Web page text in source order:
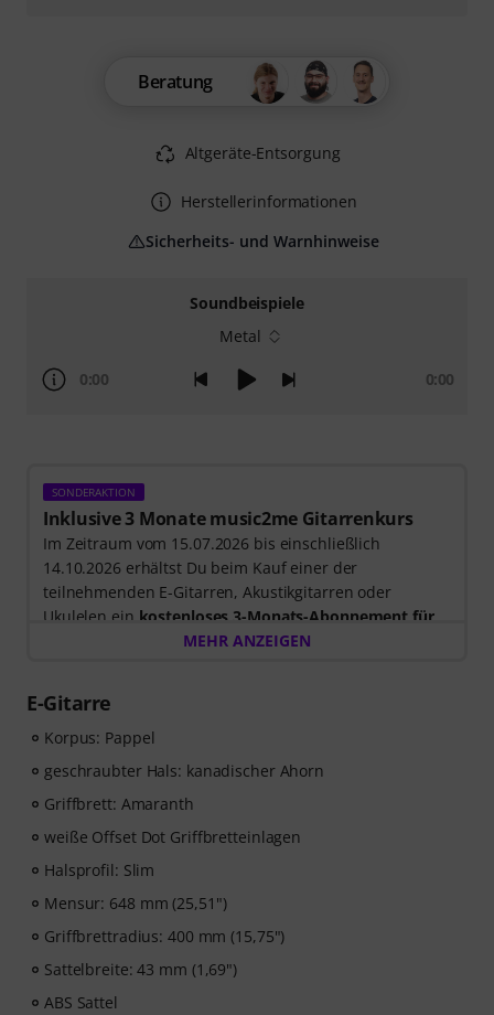
Soundbeispiele
Metal
0:00 0:00
SONDERAKTION
Inklusive 3 Monate music2me Gitarrenkurs
Im Zeitraum vom 15.07.2026 bis einschließlich
14.10.2026 erhältst Du beim Kauf einer der
teilnehmenden E-Gitarren, Akustikgitarren oder
Ukulelen ein kostenloses 3-Monats-Abonnement für
einen Onlinekurs von music2me im Wert von EUR
zugesendet. Das music2me Abo endet nach Ablauf
automatisch.
Music2Me, dein Online-Lernportal für Musik mit einem
pädagogischen Konzept von studierten Musiklehrern.
Ausgezeichnet mit dem deutschen Bildungs-Award
2025/2026 in der Kategorie “E-Learning
Instrumentalunterricht”! Mit über 400 Gitarren
Videolektionen für Anfänger und Fortgeschrittene – von
Pop, Rock und Blues bis Metal und mehr. Mit
persönlichem Support per Chat, Noten zum
Übungsfunktion, Zeitlupe und weitere Features.
MEHR ANZEIGEN
E-Gitarre
Korpus: Pappel
geschraubter Hals: kanadischer Ahorn
Griffbrett: Amaranth
weiße Offset Dot Griffbretteinlagen
Halsprofil: Slim
Mensur: 648 mm (25,51")
Griffbrettradius: 400 mm (15,75")
Sattelbreite: 43 mm (1,69")
ABS Sattel
Beratung
Altgeräte-Entsorgung
Herstellerinformationen
Sicherheits- und Warnhinweise